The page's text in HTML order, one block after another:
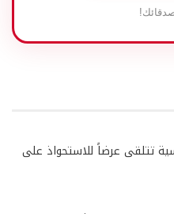
تتلقى عرضاً للاستحواذ على